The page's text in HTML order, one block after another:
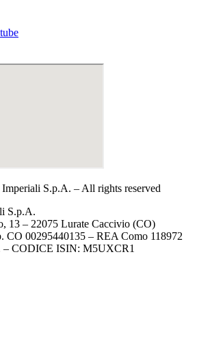
S.p.A. – All rights reserved
S.p.A.
13 – 22075 Lurate Caccivio (CO)
CO 00295440135 – REA Como 118972
– CODICE ISIN: M5UXCR1